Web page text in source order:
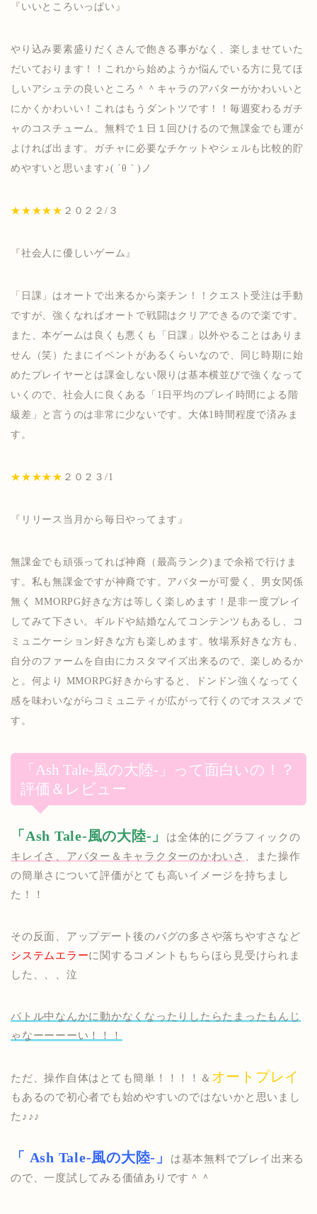
『いいところいっぱい』
やり込み要素盛りだくさんで飽きる事がなく、楽しませていた
だいております！！これから始めようか悩んでいる方に見てほ
しいアシュテの良いところ＾＾キャラのアバターがかわいいと
にかくかわいい！これはもうダントツです！！毎週変わるガチ
ャのコスチューム。無料で１日１回ひけるので無課金でも運が
よければ出ます。ガチャに必要なチケットやシェルも比較的貯
めやすいと思います♪( ´θ｀)ノ
★★★★★ ２０２２/３
『社会人に優しいゲーム』
「日課」はオートで出来るから楽チン！！クエスト受注は手動
ですが、強くなればオートで戦闘はクリアできるので楽です。
また、本ゲームは良くも悪くも「日課」以外やることはありま
せん（笑）たまにイベントがあるくらいなので、同じ時期に始
めたプレイヤーとは課金しない限りは基本横並びで強くなって
いくので、社会人に良くある「1日平均のプレイ時間による階
級差」と言うのは非常に少ないです。大体1時間程度で済みま
す。
★★★★★ ２０２３/1
『リリース当月から毎日やってます』
無課金でも頑張ってれば神裔（最高ランク)まで余裕で行けま
す。私も無課金ですが神裔です。アバターが可愛く、男女関係
無く MMORPG好きな方は等しく楽しめます！是非一度プレイ
してみて下さい。ギルドや結婚なんてコンテンツもあるし、コ
ミュニケーション好きな方も楽しめます。牧場系好きな方も、
自分のファームを自由にカスタマイズ出来るので、楽しめるか
と。何より MMORPG好きからすると、ドンドン強くなってく
感を味わいながらコミュニティが広がって行くのでオススメで
す。
「Ash Tale-風の大陸-」って面白いの！？
評価＆レビュー
「Ash Tale-風の大陸-」
は全体的にグラフィックの
キレイさ、アバター＆キャラクターのかわいさ
、また操作
の簡単さについて評価がとても高いイメージを持ちまし
た！！
その反面、アップデート後のバグの多さや落ちやすさなど
システムエラーに関するコメントもちらほら見受けられま
した、、、泣
バトル中なんかに動かなくなったりしたらたまったもんじ
ゃなーーーーい！！！
ただ、操作自体はとても簡単！！！！＆ オートプレイ
もあるので初心者でも始めやすいのではないかと思いまし
た♪♪♪
「 Ash Tale-風の大陸-」
は基本無料でプレイ出来る
ので、一度試してみる価値ありです＾＾